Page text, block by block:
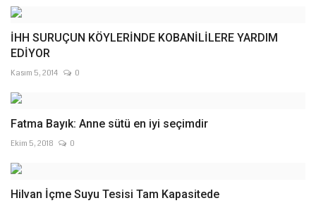
İHH SURUÇUN KÖYLERİNDE KOBANİLİLERE YARDIM
Kasım 5, 2014 0
Fatma Bayık: Anne sütü en iyi seçimdir
Ekim 5, 2018 0
Hilvan İçme Suyu Tesisi Tam Kapasitede